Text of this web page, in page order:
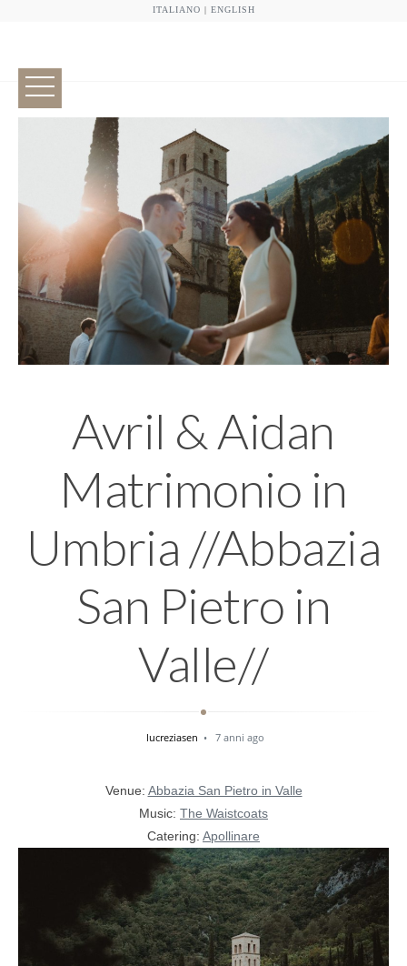
ITALIANO | ENGLISH
Avril & Aidan
Matrimonio in
Umbria //Abbazia
San Pietro in
Valle//
lucreziasen 7 anni ago
Venue: Abbazia San Pietro in Valle
Music: The Waistcoats
Catering: Apollinare